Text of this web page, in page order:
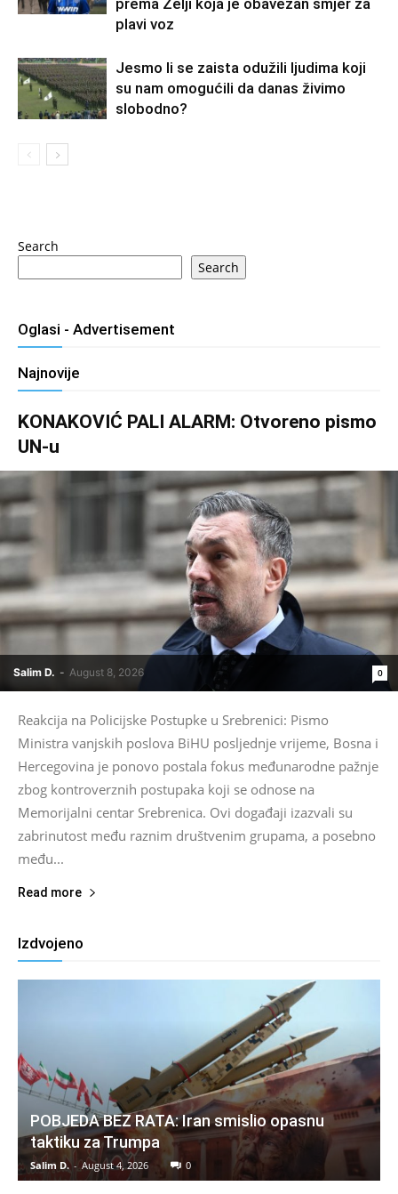
prema Želji koja je obavezan smjer za
plavi voz
Jesmo li se zaista odužili ljudima koji
su nam omogućili da danas živimo
slobodno?
Search
Search
Oglasi - Advertisement
Najnovije
KONAKOVIĆ PALI ALARM: Otvoreno pismo
UN-u
Salim D. - August 8, 2026 0
Reakcija na Policijske Postupke u Srebrenici: Pismo
Ministra vanjskih poslova BiHU posljednje vrijeme, Bosna i
Hercegovina je ponovo postala fokus međunarodne pažnje
zbog kontroverznih postupaka koji se odnose na
Memorijalni centar Srebrenica. Ovi događaji izazvali su
zabrinutost među raznim društvenim grupama, a posebno
među...
Read more
Izdvojeno
POBJEDA BEZ RATA: Iran smislio opasnu
taktiku za Trumpa
Salim D. - August 4, 2026 0